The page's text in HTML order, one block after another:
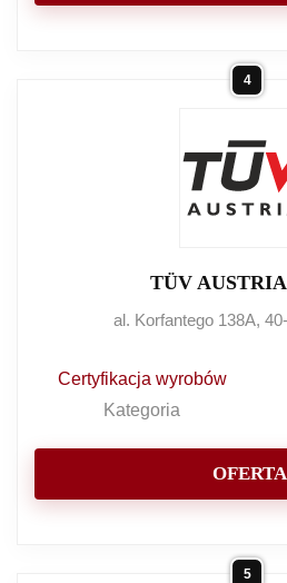
4
TÜV AUSTRIA
al. Korfantego 138A,
Certyfikacja wyrobów
Kategoria
OFERTA
5